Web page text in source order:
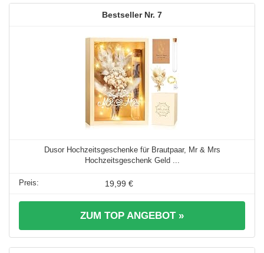
7
Dusor Hochzeitsgeschenke für Brautpaar, Mr & Mrs
Hochzeitsgeschenk Geld ...
19,99 €
ZUM TOP ANGEBOT »